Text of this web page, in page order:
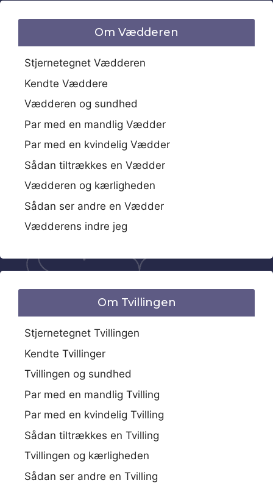
Om Vædderen
Stjernetegnet Vædderen
Kendte Væddere
Vædderen og sundhed
Par med en mandlig Vædder
Par med en kvindelig Vædder
Sådan tiltrækkes en Vædder
Vædderen og kærligheden
Sådan ser andre en Vædder
Vædderens indre jeg
Om Tvillingen
Stjernetegnet Tvillingen
Kendte Tvillinger
Tvillingen og sundhed
Par med en mandlig Tvilling
Par med en kvindelig Tvilling
Sådan tiltrækkes en Tvilling
Tvillingen og kærligheden
Sådan ser andre en Tvilling